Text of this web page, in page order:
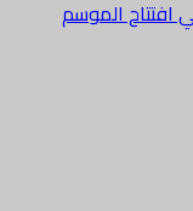
افتتاح الموسم